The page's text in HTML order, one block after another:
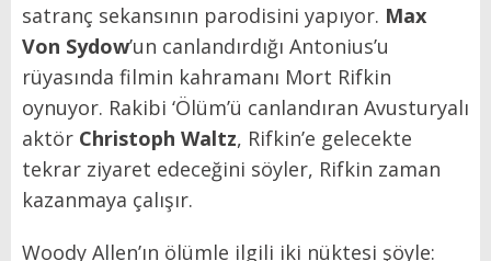
satranç sekansının parodisini yapıyor. Max
Von Sydow’un canlandırdığı Antonius’u
rüyasında filmin kahramanı Mort Rifkin
oynuyor. Rakibi ‘Ölüm’ü canlandıran Avusturyalı
aktör Christoph Waltz, Rifkin’e gelecekte
tekrar ziyaret edeceğini söyler, Rifkin zaman
kazanmaya çalışır.
Woody Allen’ın ölümle ilgili iki nüktesi şöyle: